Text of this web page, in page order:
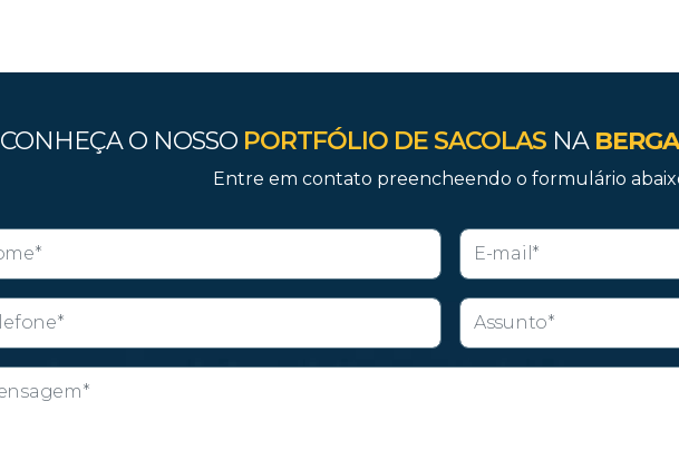
CONHEÇA O NOSSO PORTFÓLIO DE SACOLAS NA
Entre em contato preencheendo o formulário